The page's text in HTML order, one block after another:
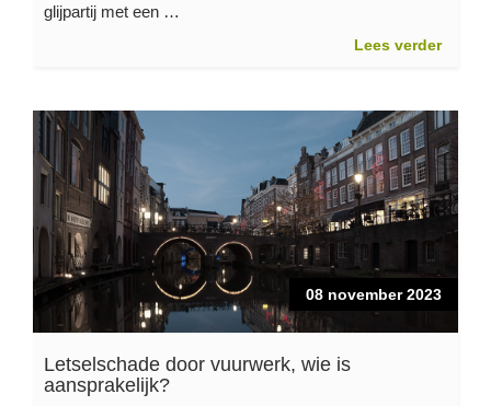
glijpartij met een …
Lees verder
08 november 2023
Letselschade door vuurwerk, wie is
aansprakelijk?